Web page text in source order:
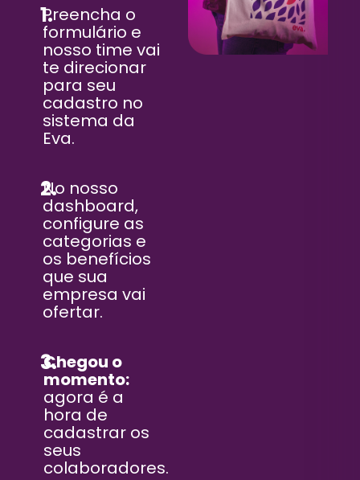
1.
Preencha o
formulário e
nosso time vai
te direcionar
para seu
cadastro no
sistema da
Eva.
2.
No nosso
dashboard,
configure as
categorias e
os benefícios
que sua
empresa vai
ofertar.
3.
Chegou o
momento:
agora é a
hora de
cadastrar os
seus
colaboradores.